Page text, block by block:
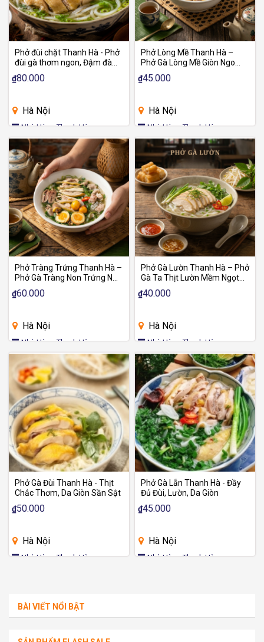
Phở đùi chặt Thanh Hà - Phở
đùi gà thơm ngon, Đậm đà
chuẩn vị
₫80.000
Hà Nội
Nhà Hàng Thanh Hà
Phở Lòng Mề Thanh Hà –
Phở Gà Lòng Mề Giòn Ngon,
Đậm Đà Chuẩn Vị
₫45.000
Hà Nội
Nhà Hàng Thanh Hà
Phở Tràng Trứng Thanh Hà –
Phở Gà Tràng Non Trứng Non
Giòn Béo Chuẩn Vị
₫60.000
Hà Nội
Nhà Hàng Thanh Hà
Phở Gà Lườn Thanh Hà – Phở
Gà Ta Thịt Lườn Mềm Ngọt,
Nước Dùng Đậm Vị
₫40.000
Hà Nội
Nhà Hàng Thanh Hà
Phở Gà Đùi Thanh Hà - Thịt
Chắc Thơm, Da Giòn Sần Sật
₫50.000
Hà Nội
Nhà Hàng Thanh Hà
Phở Gà Lẫn Thanh Hà - Đầy
Đủ Đùi, Lườn, Da Giòn
₫45.000
Hà Nội
Nhà Hàng Thanh Hà
BÀI VIẾT NỔI BẬT